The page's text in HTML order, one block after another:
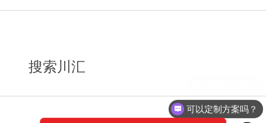
搜索川汇
可以定制方案吗？